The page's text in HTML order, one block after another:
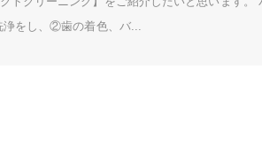
をし、②歯の着色、バ...